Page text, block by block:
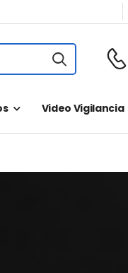
Video Vigilancia